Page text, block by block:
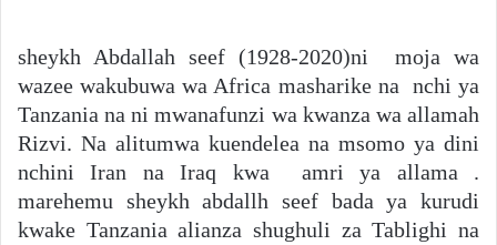
sheykh Abdallah seef (1928-2020)ni moja wa
wazee wakubuwa wa Africa masharike na nchi ya
Tanzania na ni mwanafunzi wa kwanza wa allamah
Rizvi. Na alitumwa kuendelea na msomo ya dini
nchini Iran na Iraq kwa amri ya allama .
marehemu sheykh abdallh seef bada ya kurudi
kwake Tanzania alianza shughuli za Tablighi na